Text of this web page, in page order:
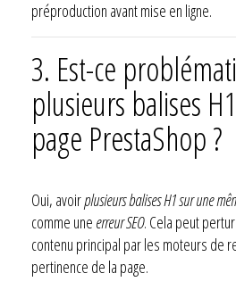
préproduction avant mise en ligne.
3. Est-ce
plusieurs balises
page PrestaShop ?
Oui, avoirplusieurs balises H1 sur une
comme une erreur SEO. Cela peut
contenu principal par les moteurs de
pertinence de la page.